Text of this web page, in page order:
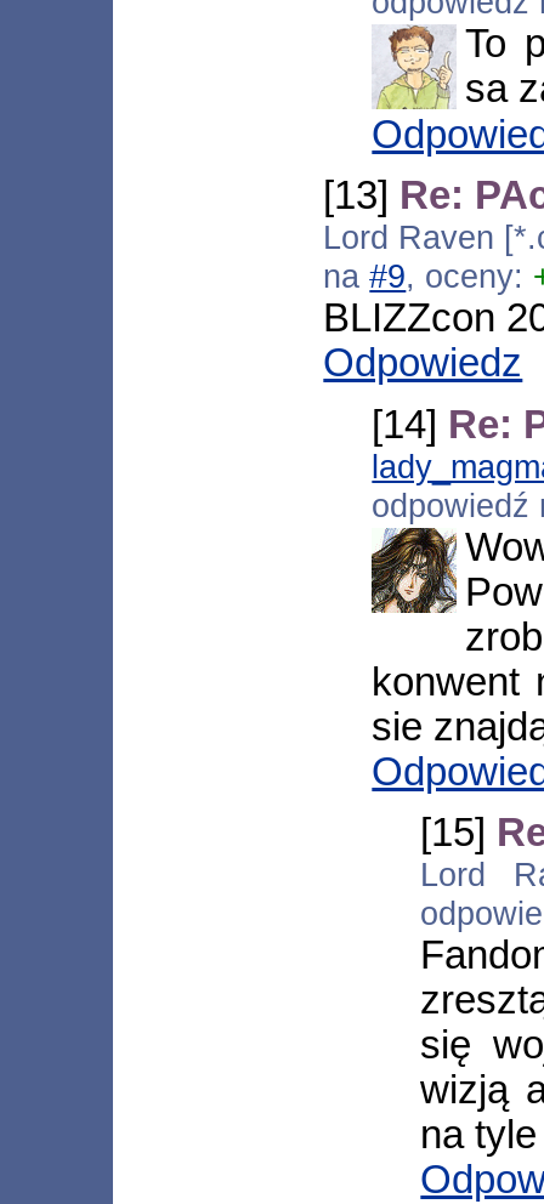
To
sa
[13] Re:
Lord Raven
na#9, oceny:
BLIZZcon
Odpowiedz
[14] Re:
konwent
sie
[15]
Lord
się
wizją
na